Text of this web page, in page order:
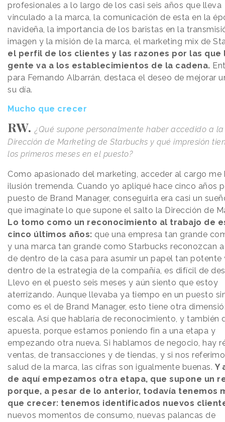
profesionales a lo largo de los casi seis años que lleva
vinculado a la marca, la comunicación de esta en la
navideña, la importancia de los baristas en la
imagen y la misión de la marca, el marketing mix de
el perfil de los clientes y las razones por las que
gente va a los establecimientos de la cadena.
para Fernando Albarrán, destaca el deseo de mejorar
su día.
Mucho que crecer
RW. ¿Qué supone personalmente haber accedido a la
Dirección de Marketing de Starbucks y qué impresión
los primeros meses en el puesto?
Como apasionado del marketing, acceder al cargo me
ilusión tremenda. Cuando yo apliqué hace cinco años
puesto de Brand Manager, conseguirla era casi un
que imagínate lo que supone el salto la Dirección de
Lo tomo como un reconocimiento al trabajo de
cinco últimos años: que una empresa tan grande
y una marca tan grande como Starbucks reconozcan
de dentro de la casa para asumir un papel tan potente
dentro de la estrategia de la compañía, es difícil de
Llevo en el puesto seis meses y aún siento que estoy
aterrizando. Aunque llevaba ya tiempo en un puesto
como es el de Brand Manager, esto tiene otra
escala. Así que hablaría de reconocimiento, y también
apuesta, porque estamos poniendo fin a una etapa y
empezando otra nueva. Si hablamos de negocio, hay
ventas, de transacciones y de tiendas, y si nos
salud de la marca, las cifras son igualmente buenas. Y
de aquí empezamos otra etapa, que supone un
porque, a pesar de lo anterior, todavía tenemos
que crecer: tenemos identificados nuevos
nuevos momentos de consumo, nuevas palancas de